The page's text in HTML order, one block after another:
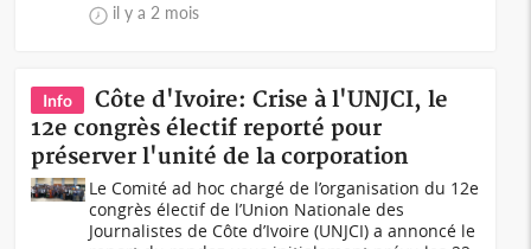
il y a 2 mois
Info
Côte d'Ivoire: Crise à l'UNJCI, le
12e congrès électif reporté pour
préserver l'unité de la corporation
Le Comité ad hoc chargé de l’organisation du 12e
congrès électif de l’Union Nationale des
Journalistes de Côte d’Ivoire (UNJCI) a annoncé le